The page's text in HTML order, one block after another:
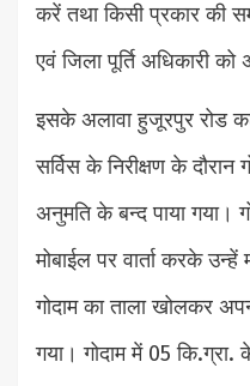
करें तथा किसी प्रकार की
एवं जिला पूर्ति अधिकारी
इसके अलावा हुजूरपुर रोड
सर्विस के निरीक्षण के दौरान
अनुमति के बन्द पाया गया।
मोबाईल पर वार्ता करके उन्हें
गोदाम का ताला खोलकर
गया। गोदाम में 05